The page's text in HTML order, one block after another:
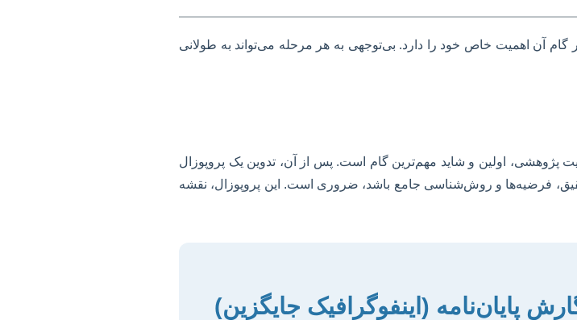
گام آن اهمیت خاص خود را دارد. بی‌توجهی به هر مرحله می‌تواند به طولانی
پژوهشی، اولین و شاید مهم‌ترین گام است. پس از آن، تدوین یک پروپوزال
فرضیه‌ها و روش‌شناسی جامع باشد، ضروری است. این پروپوزال، نقشه
پایان‌نامه (اینفوگرافیک جایگزین)